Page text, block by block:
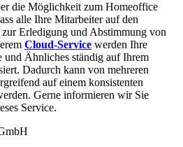
die Möglichkeit zum Homeoffice
alle Ihre Mitarbeiter auf den
zur Erledigung und Abstimmung von
Cloud-Service werden Ihre
und Ähnliches ständig auf Ihrem
Dadurch kann von mehreren
auf einem konsistenten
Gerne informieren wir Sie
Service.